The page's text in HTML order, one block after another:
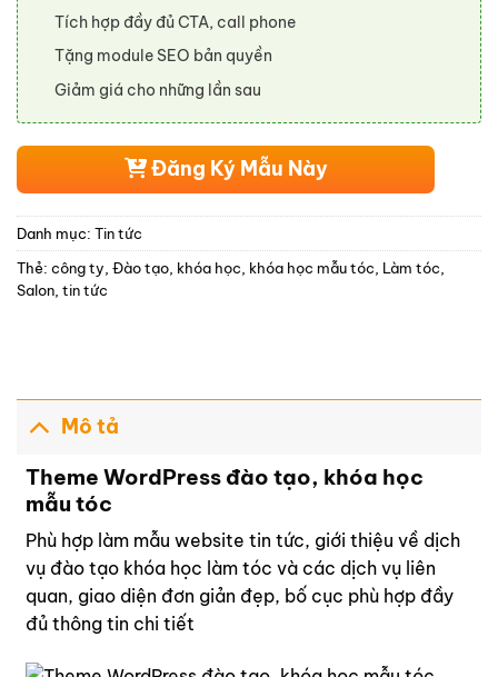
Tích hợp đầy đủ CTA, call phone
Tặng module SEO bản quyền
Giảm giá cho những lần sau
Đăng Ký Mẫu Này
Danh mục: Tin tức
Thẻ: công ty Đào tạo khóa học khóa học mẫu tóc Làm tóc
Salon tin tức
Mô tả
Theme WordPress đào tạo, khóa học
mẫu tóc
Phù hợp làm mẫu website tin tức, giới thiệu về dịch
vụ đào tạo khóa học làm tóc và các dịch vụ liên
quan, giao diện đơn giản đẹp, bố cục phù hợp đầy
đủ thông tin chi tiết